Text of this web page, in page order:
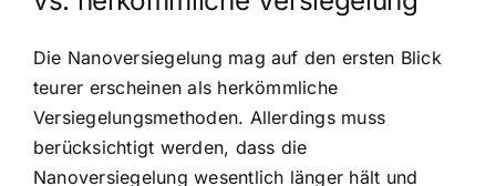
Die Nanoversiegelung mag auf den ersten Blick
teurer erscheinen als herkömmliche
Versiegelungsmethoden. Allerdings muss
berücksichtigt werden, dass die
Nanoversiegelung wesentlich länger hält und